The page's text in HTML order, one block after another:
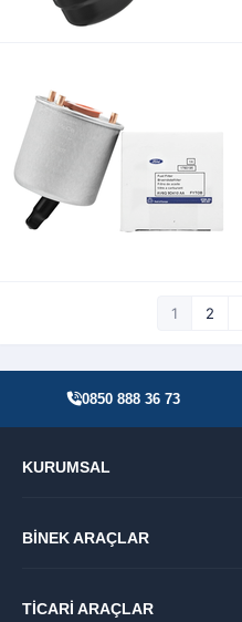
1 2
0850 888 36 73
KURUMSAL
BİNEK ARAÇLAR
TİCARİ ARAÇLAR